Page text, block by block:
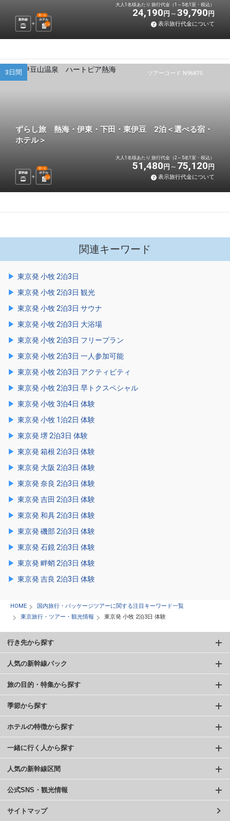
新幹線 ホテル
選べる
1 泊
大人1名様あたり 旅行代金（1～5名1室・税込）
24,190 円 39,790 円
表示旅行代金について
ツアーコード N96875
3日間
ずらし旅 熱海・伊東・下田・東伊豆 2泊＜選べる宿・
ホテル＞
新幹線 ホテル
選べる
2泊
大人1名様あたり 旅行代金（2～5名1室・税込）
51,480 円 75,120 円
表示旅行代金について
関連キーワード
東京発 小牧 2泊3日
東京発 小牧 2泊3日 観光
東京発 小牧 2泊3日 サウナ
東京発 小牧 2泊3日 大浴場
東京発 小牧 2泊3日 フリープラン
東京発 小牧 2泊3日 一人参加可能
東京発 小牧 2泊3日 アクティビティ
東京発 小牧 2泊3日 早トクスペシャル
東京発 小牧 3泊4日 体験
東京発 小牧 1泊2日 体験
東京発 堺 2泊3日 体験
東京発 箱根 2泊3日 体験
東京発 大阪 2泊3日 体験
東京発 奈良 2泊3日 体験
東京発 吉田 2泊3日 体験
東京発 和具 2泊3日 体験
東京発 磯部 2泊3日 体験
東京発 石鏡 2泊3日 体験
東京発 畔蛸 2泊3日 体験
東京発 吉良 2泊3日 体験
HOME
国内旅行・パッケージツアーに関する注目キーワード一覧
東京旅行・ツアー・観光情報
東京発 小牧 2泊3日 体験
行き先から探す
人気の新幹線パック
旅の目的・特集から探す
季節から探す
ホテルの特徴から探す
一緒に行く人から探す
人気の新幹線区間
公式SNS・観光情報
サイトマップ